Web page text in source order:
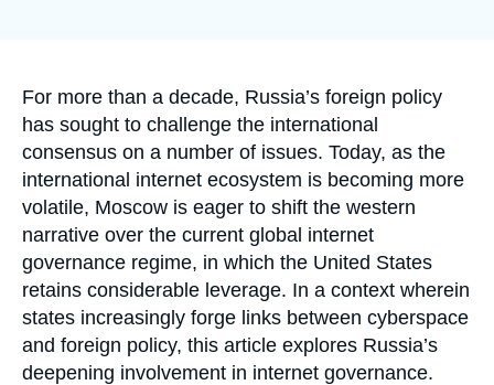
Accroche
For more than a decade, Russia’s foreign policy
has sought to challenge the international
consensus on a number of issues. Today, as the
international internet ecosystem is becoming more
volatile, Moscow is eager to shift the western
narrative over the current global internet
governance regime, in which the United States
retains considerable leverage. In a context wherein
states increasingly forge links between cyberspace
and foreign policy, this article explores Russia’s
deepening involvement in internet governance.